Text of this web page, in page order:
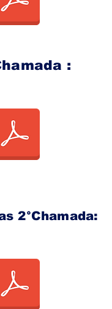
:
2°Chamada: